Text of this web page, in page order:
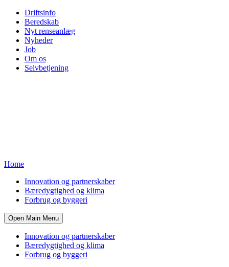
Driftsinfo
Beredskab
Nyt renseanlæg
Nyheder
Job
Om os
Selvbetjening
Home
Innovation og partnerskaber
Bæredygtighed og klima
Forbrug og byggeri
Open Main Menu
Innovation og partnerskaber
Bæredygtighed og klima
Forbrug og byggeri